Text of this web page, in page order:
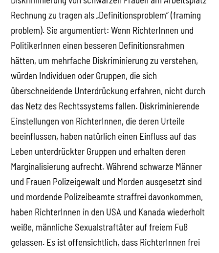
Rechnung zu tragen als „Definitionsproblem“ (framing
problem). Sie argumentiert: Wenn RichterInnen und
PolitikerInnen einen besseren Definitionsrahmen
hätten, um mehrfache Diskriminierung zu verstehen,
würden Individuen oder Gruppen, die sich
überschneidende Unterdrückung erfahren, nicht durch
das Netz des Rechtssystems fallen. Diskriminierende
Einstellungen von RichterInnen, die deren Urteile
beeinflussen, haben natürlich einen Einfluss auf das
Leben unterdrückter Gruppen und erhalten deren
Marginalisierung aufrecht. Während schwarze Männer
und Frauen Polizeigewalt und Morden ausgesetzt sind
und mordende Polizeibeamte straffrei davonkommen,
haben RichterInnen in den USA und Kanada wiederholt
weiße, männliche Sexualstraftäter auf freiem Fuß
gelassen. Es ist offensichtlich, dass RichterInnen frei